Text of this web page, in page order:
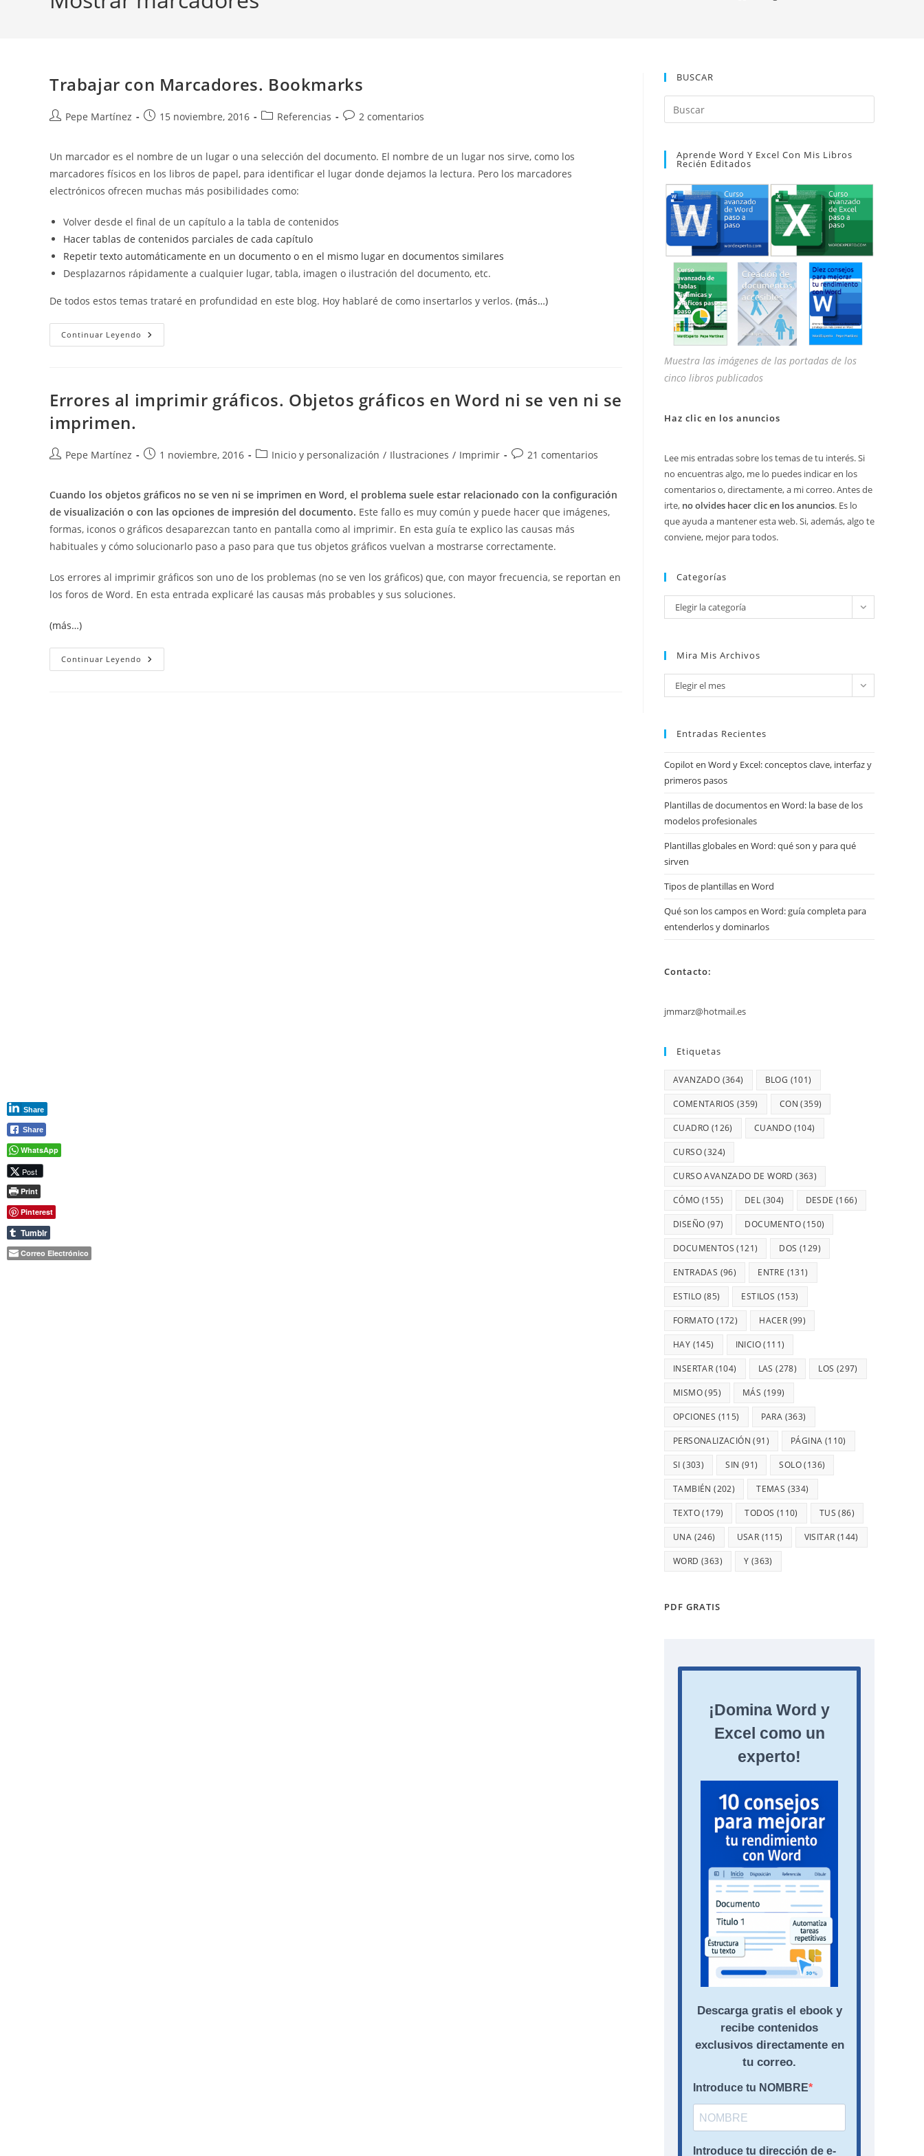
Trabajar con Marcadores. Bookmarks
Autor
entrada:
Pepe Martínez
Publicación
entrada:
15 noviembre, 2016
Categoría
entrada:
Referencias
Comentarios
entrada:
2 comentarios
Un marcador es el nombre de un lugar o una selección del documento. El nombre de un lugar nos sirve, como los
marcadores físicos en los libros de papel, para identificar el lugar donde dejamos la lectura. Pero los marcadores
electrónicos ofrecen muchas más posibilidades como:
Volver desde el final de un capítulo a la tabla de contenidos
Hacer tablas de contenidos parciales de cada capítulo
Repetir texto automáticamente en un documento o en el mismo lugar en documentos similares
Desplazarnos rápidamente a cualquier lugar, tabla, imagen o ilustración del documento, etc.
De todos estos temas trataré en profundidad en este blog. Hoy hablaré de como insertarlos y verlos. (más…)
Continuar Leyendo Trabajar
Con
Errores al imprimir gráficos. Objetos gráficos en Word ni se ven ni se
imprimen.
Autor
entrada:
Pepe Martínez
Publicación
entrada:
1 noviembre, 2016
Categoría
entrada:
Inicio y personalización / Ilustraciones / Imprimir
Comentarios
entrada:
21 comentarios
Cuando los objetos gráficos no se ven ni se imprimen en Word, el problema suele estar relacionado con la configuración
de visualización o con las opciones de impresión del documento. Este fallo es muy común y puede hacer que imágenes,
formas, iconos o gráficos desaparezcan tanto en pantalla como al imprimir. En esta guía te explico las causas más
habituales y cómo solucionarlo paso a paso para que tus objetos gráficos vuelvan a mostrarse correctamente.
Los errores al imprimir gráficos son uno de los problemas (no se ven los gráficos) que, con mayor frecuencia, se reportan en
los foros de Word. En esta entrada explicaré las causas más probables y sus soluciones.
(más…)
Continuar Leyendo Errores
Al
BUSCAR
Escape
Aprende Word Y Excel Con Mis Libros
Recién Editados
Muestra las imágenes de las portadas de los
cinco libros publicados
Haz clic en los anuncios
Lee mis entradas sobre los temas de tu interés. Si
no encuentras algo, me lo puedes indicar en los
comentarios o, directamente, a mi correo. Antes de
irte, no olvides hacer clic en los anuncios. Es lo
que ayuda a mantener esta web. Si, además, algo te
conviene, mejor para todos.
Categorías
Categorías
Elegir la categoría
Mira Mis Archivos
Mira
mis
Elegir el mes
Entradas Recientes
Copilot en Word y Excel: conceptos clave, interfaz y
primeros pasos
Plantillas de documentos en Word: la base de los
modelos profesionales
Plantillas globales en Word: qué son y para qué
sirven
Tipos de plantillas en Word
Qué son los campos en Word: guía completa para
entenderlos y dominarlos
Contacto:
jmmarz@hotmail.es
Etiquetas
AVANZADO (364) BLOG (101)
COMENTARIOS (359) CON (359)
CUADRO (126) CUANDO (104)
CURSO(324)
CURSO AVANZADO DE WORD (363)
CÓMO (155) DEL (304) DESDE (166)
DISEÑO (97) DOCUMENTO(150)
DOCUMENTOS (121) DOS (129)
ENTRADAS (96) ENTRE (131)
ESTILO (85) ESTILOS (153)
FORMATO (172) HACER (99)
HAY (145) INICIO(111)
INSERTAR (104) LAS (278) LOS (297)
MISMO(95) MÁS (199)
OPCIONES (115) PARA (363)
PERSONALIZACIÓN (91) PÁGINA (110)
SI (303) SIN (91) SOLO(136)
TAMBIÉN (202) TEMAS (334)
TEXTO(179) TODOS (110) TUS (86)
UNA (246) USAR (115) VISITAR (144)
WORD (363) Y (363)
PDF GRATIS
Share
Share
WhatsApp
Post
Print
Pinterest
Tumblr
Correo Electrónico